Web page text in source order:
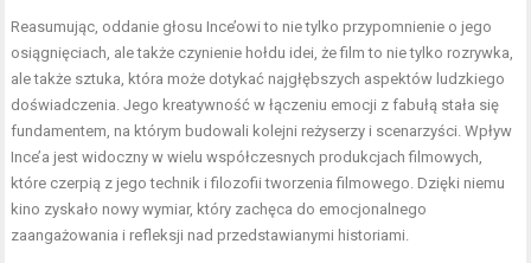
Reasumując, oddanie głosu Ince’owi to nie tylko przypomnienie o jego
osiągnięciach, ale także czynienie hołdu idei, że film to nie tylko rozrywka,
ale także sztuka, która może dotykać najgłębszych aspektów ludzkiego
doświadczenia. Jego kreatywność w łączeniu emocji z fabułą stała się
fundamentem, na którym budowali kolejni reżyserzy i scenarzyści. Wpływ
Ince’a jest widoczny w wielu współczesnych produkcjach filmowych,
które czerpią z jego technik i filozofii tworzenia filmowego. Dzięki niemu
kino zyskało nowy wymiar, który zachęca do emocjonalnego
zaangażowania i refleksji nad przedstawianymi historiami.